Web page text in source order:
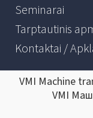
Seminarai
Tarptautinis
Kontaktai /
VMI Machine
VMI